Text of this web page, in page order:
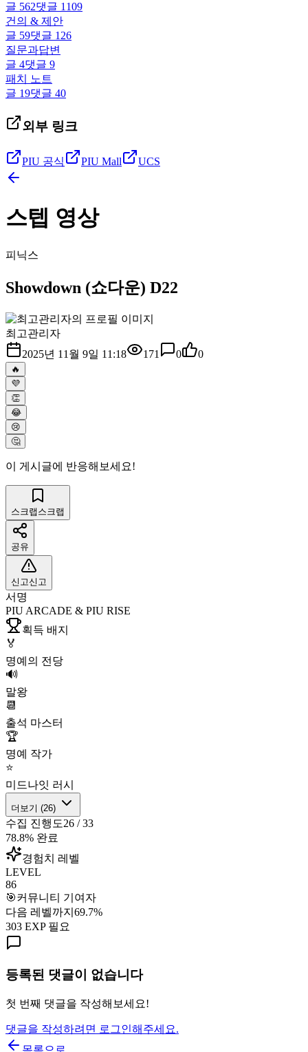
글 562댓글 1109
건의 & 제안
글 59댓글 126
질문과답변
글 4댓글 9
패치 노트
글 19댓글 40
외부 링크
PIU 공식 PIU Mall UCS
스텝 영상
피닉스
Showdown (쇼다운) D22
최고관리자
2025년 11월 9일 11:18
171 0 0
🔥
💜
👏
😂
😢
🤔
이 게시글에 반응해보세요!
스크랩 스크랩
공유
신고신고
서명
PIU ARCADE & PIU RISE
획득 배지
🏅
명예의 전당
🔊
말왕
📆
출석 마스터
🏆
명예 작가
⭐
미드나잇 러시
더보기 (26)
수집 진행도26 /33
78.8% 완료
경험치 레벨
LEVEL
86
🎯커뮤니티 기여자
다음 레벨까지 69.7%
303 EXP 필요
등록된 댓글이 없습니다
첫 번째 댓글을 작성해보세요!
댓글을 작성하려면 로그인해주세요.
목록으로